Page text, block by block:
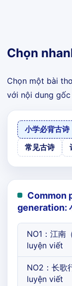
Chọn
Chọn một bài
với nội dung
小学必背古诗
常见古诗
Common
generation:
NO1：江南
luyện viết
NO2：长歌
luyện viết